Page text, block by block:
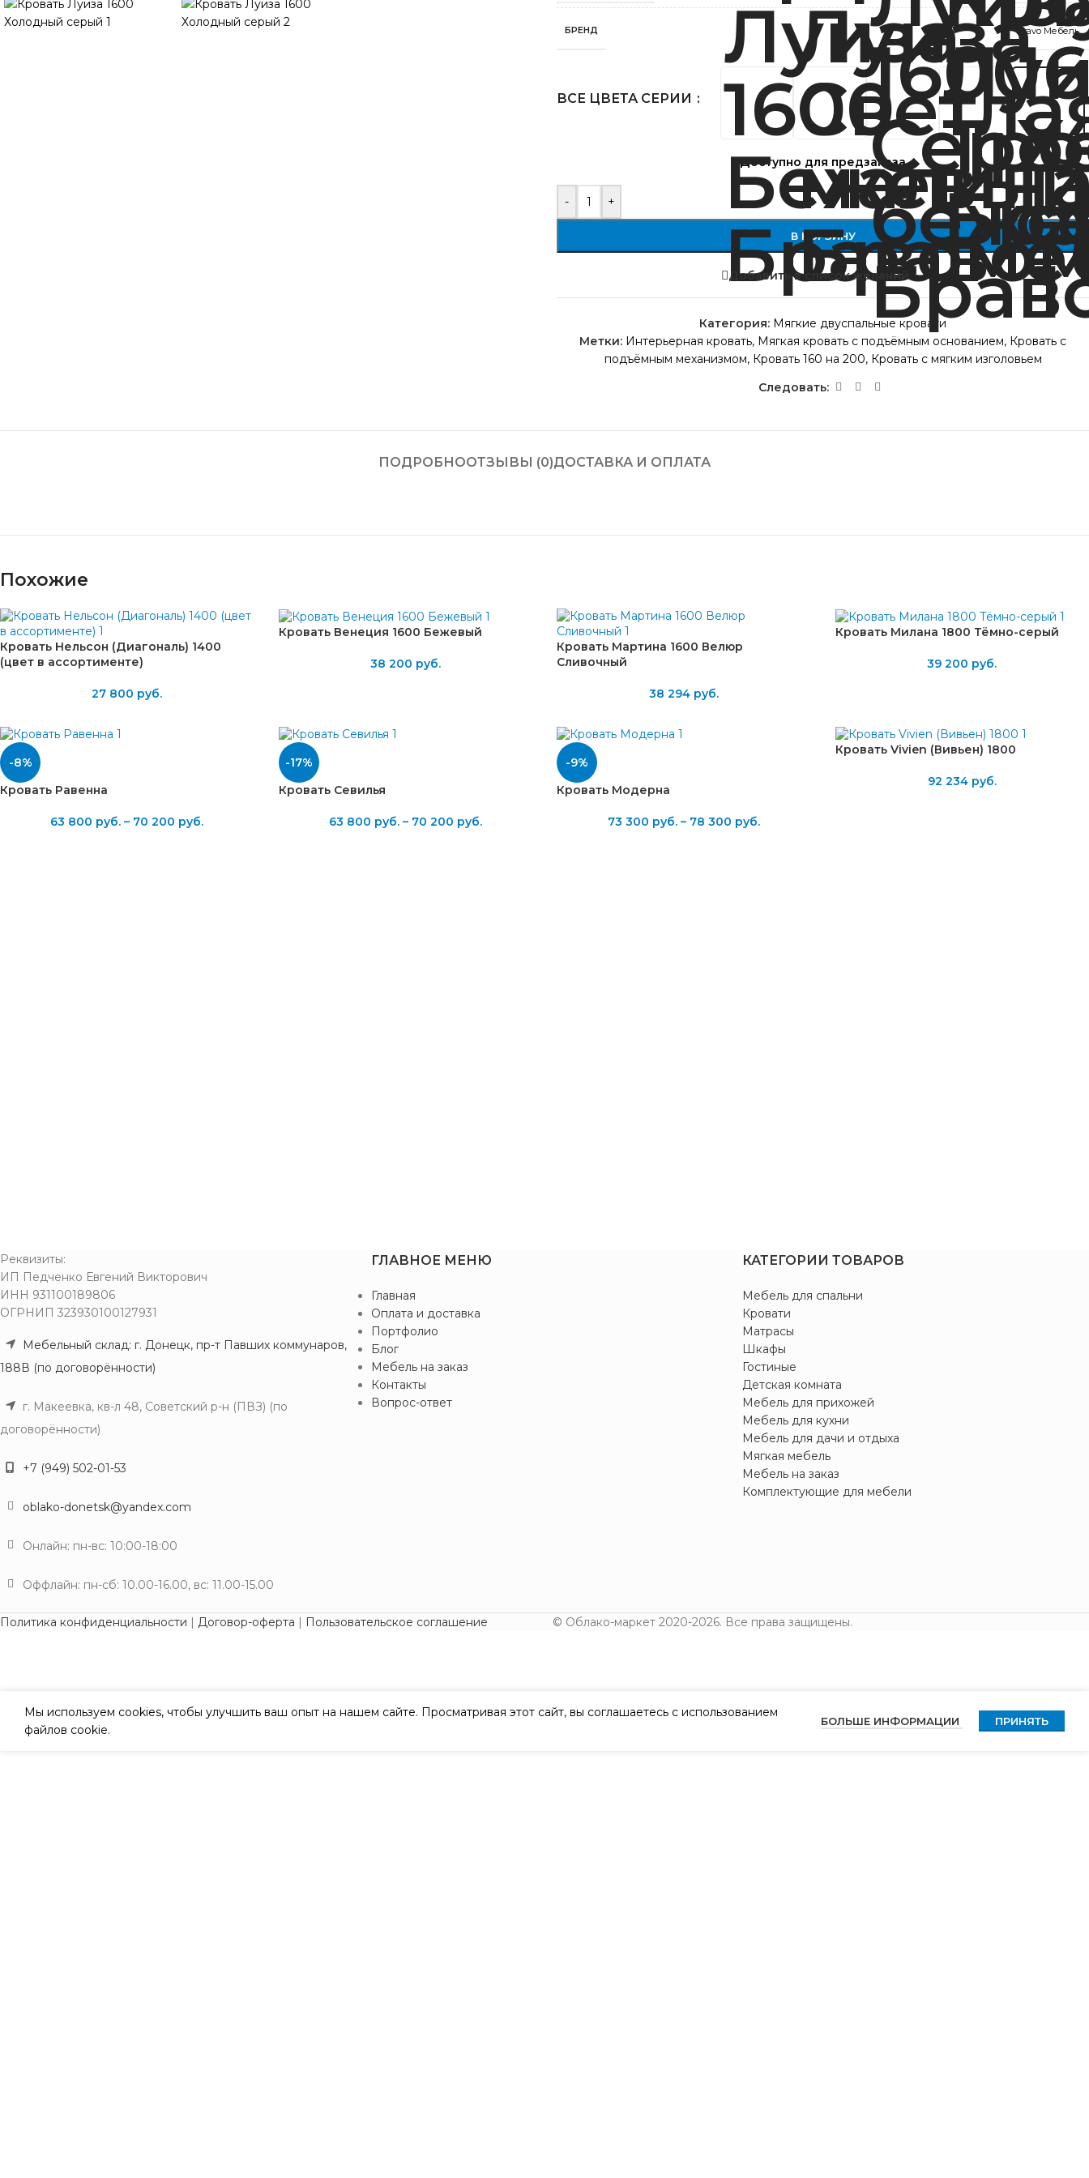
БРЕНД Bravo Мебель
ВСЕ ЦВЕТА СЕРИИ
Доступно для предзаказа
- +
В КОРЗИНУ
Добавить в список желаний
Категория: Мягкие двуспальные кровати
Метки: Интерьерная кровать, Мягкая кровать с подъёмным основанием, Кровать с
подъёмным механизмом, Кровать 160 на 200, Кровать с мягким изголовьем
Следовать:
ПОДРОБНООТЗЫВЫ (0)ДОСТАВКА И ОПЛАТА
Похожие
Кровать Нельсон (Диагональ) 1400
(цвет в ассортименте)
27 800 руб.
Кровать Венеция 1600 Бежевый
38 200 руб.
Кровать Мартина 1600 Велюр
Сливочный
38 294руб.
Кровать Милана 1800 Тёмно-серый
39 200 руб.
-8%
Кровать Равенна
63 800 руб. – 70 200 руб.
-17%
Кровать Севилья
63 800 руб. – 70 200 руб.
-9%
Кровать Модерна
73 300 руб. – 78 300 руб.
Кровать Vivien (Вивьен) 1800
92 234руб.
Реквизиты:
ИП Педченко Евгений Викторович
ИНН 931100189806
ОГРНИП 323930100127931
Мебельный склад: г. Донецк, пр-т Павших коммунаров,
188В (по договорённости)
г. Макеевка, кв-л 48, Советский р-н (ПВЗ) (по
договорённости)
+7 (949) 502-01-53
oblako-donetsk@yandex.com
Онлайн: пн-вс: 10:00-18:00
Оффлайн: пн-сб: 10.00-16.00, вс: 11.00-15.00
ГЛАВНОЕ МЕНЮ
Главная
Оплата и доставка
Портфолио
Блог
Мебель на заказ
Контакты
Вопрос-ответ
КАТЕГОРИИ ТОВАРОВ
Мебель для спальни
Кровати
Матрасы
Шкафы
Гостиные
Детская комната
Мебель для прихожей
Мебель для кухни
Мебель для дачи и отдыха
Мягкая мебель
Мебель на заказ
Комплектующие для мебели
Политика конфиденциальности | Договор-оферта | Пользовательское соглашение © Облако-маркет 2020-2026. Все права защищены.
Мы используем cookies, чтобы улучшить ваш опыт на нашем сайте. Просматривая этот сайт, вы соглашаетесь с использованием
файлов cookie.
БОЛЬШЕ ИНФОРМАЦИИ ПРИНЯТЬ